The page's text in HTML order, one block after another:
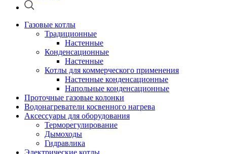
Газовые котлы
Традиционные
Настенные
Конденсационные
Настенные
Котлы для коммерческого применения
Настенные конденсационные
Напольные конденсационные
Проточные газовые колонки
Водонагреватели косвенного нагрева
Аксессуары для оборудования
Терморегулирование
Дымоходы
Гидравлика
Электрические котлы